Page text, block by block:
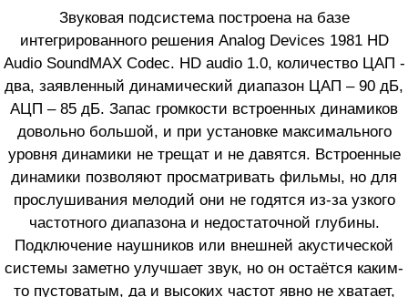
Звуковая подсистема построена на базе
интегрированного решения Analog Devices 1981 HD
Audio SoundMAX Codec. HD audio 1.0, количество ЦАП -
два, заявленный динамический диапазон ЦАП – 90 дБ,
АЦП – 85 дБ. Запас громкости встроенных динамиков
довольно большой, и при установке максимального
уровня динамики не трещат и не давятся. Встроенные
динамики позволяют просматривать фильмы, но для
прослушивания мелодий они не годятся из-за узкого
частотного диапазона и недостаточной глубины.
Подключение наушников или внешней акустической
системы заметно улучшает звук, но он остаётся каким-
то пустоватым, да и высоких частот явно не хватает,